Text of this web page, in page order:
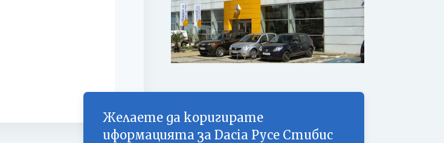
Желаете да коригирате
иформацията за Dacia Русе Стибис